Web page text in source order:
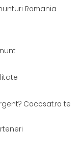
Romania
Cocosat.ro te